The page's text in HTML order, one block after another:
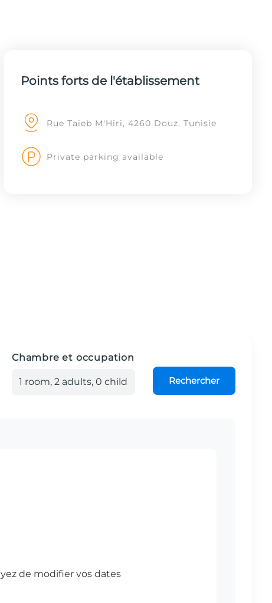
Points forts de l'établissement
Rue Taieb M'Hiri, 4260 Douz, Tunisie
Private parking available
Chambre et occupation
1 room, 2 adults, 0 child Rechercher